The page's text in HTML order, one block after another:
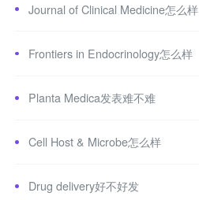
Journal of Clinical Medicine怎么样
Frontiers in Endocrinology怎么样
Planta Medica发表难不难
Cell Host & Microbe怎么样
Drug delivery好不好发